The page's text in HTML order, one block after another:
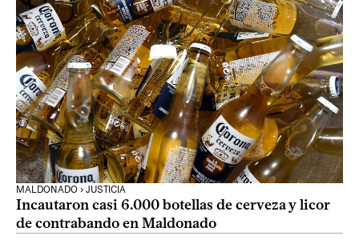
MALDONADO › JUSTICIA
Incautaron casi 6.000 botellas de cerveza y licor
de contrabando en Maldonado